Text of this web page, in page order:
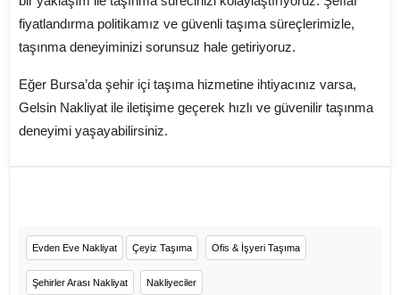
fiyatlandırma politikamız ve güvenli taşıma süreçlerimizle,
taşınma deneyiminizi sorunsuz hale getiriyoruz.
Eğer Bursa’da şehir içi taşıma hizmetine ihtiyacınız varsa,
Gelsin Nakliyat ile iletişime geçerek hızlı ve güvenilir taşınma
deneyimi yaşayabilirsiniz.
Evden Eve Nakliyat Çeyiz Taşıma Ofis & İşyeri Taşıma
Şehirler Arası Nakliyat Nakliyeciler